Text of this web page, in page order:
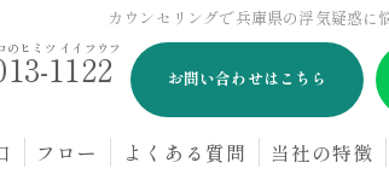
カウンセリングで兵庫県の浮気疑惑
1122
のヒミツ イイフウフ
お問い合わせはこちら
フロー よくある質問 当社の特徴